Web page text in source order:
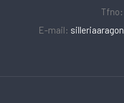
Tfno:
E-mail: